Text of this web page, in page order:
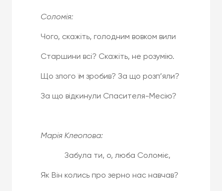
Соломія:
Чого, скажіть, голодним вовком вили
Старшини всі? Скажіть, не розумію.
Що злого їм зробив? За що розп’яли?
За що відкинули Спасителя-Месію?
Марія Клеопова:
Забула ти, о, люба Соломіє,
Як Він колись про зерно нас навчав?